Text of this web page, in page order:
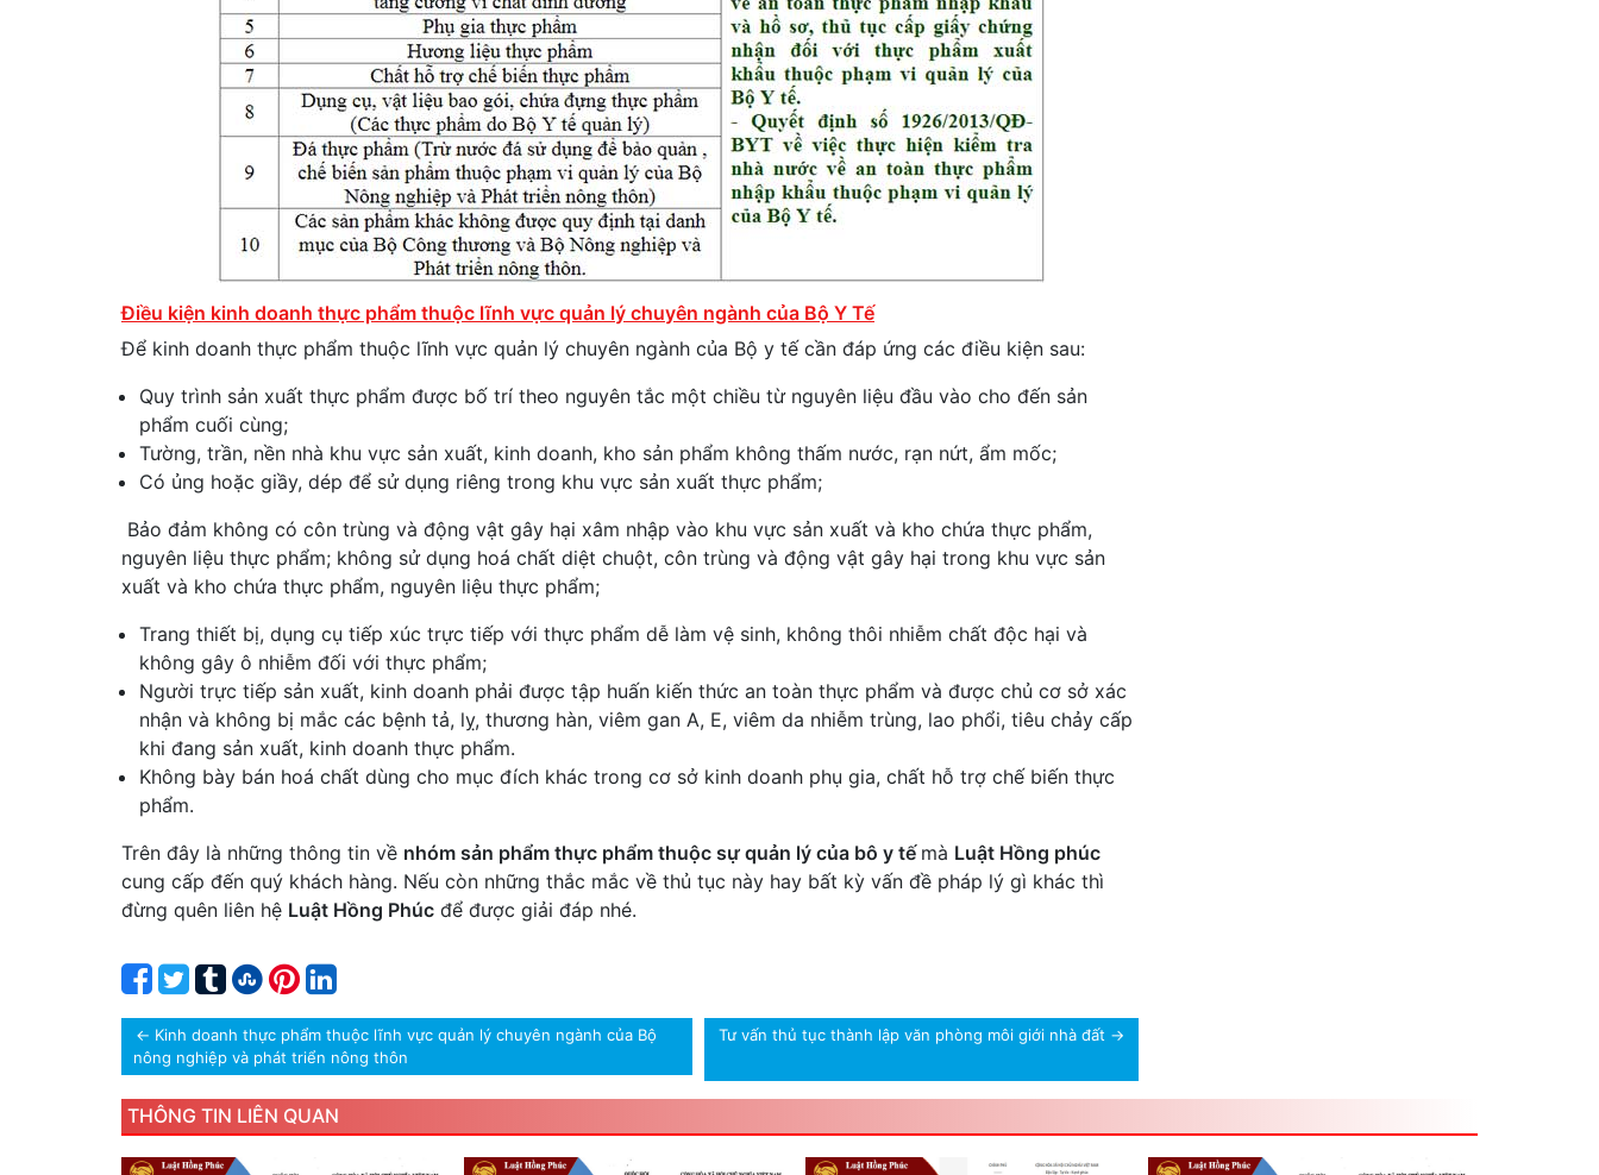
Điều kiện kinh doanh thực phẩm thuộc lĩnh vực quản lý chuyên ngành của Bộ Y Tế
Để kinh doanh thực phẩm thuộc lĩnh vực quản lý chuyên ngành của Bộ y tế cần đáp ứng các điều kiện sau:
Quy trình sản xuất thực phẩm được bố trí theo nguyên tắc một chiều từ nguyên liệu đầu vào cho đến sản
phẩm cuối cùng;
Tường, trần, nền nhà khu vực sản xuất, kinh doanh, kho sản phẩm không thấm nước, rạn nứt, ẩm mốc;
Có ủng hoặc giầy, dép để sử dụng riêng trong khu vực sản xuất thực phẩm;
­ Bảo đảm không có côn trùng và động vật gây hại xâm nhập vào khu vực sản xuất và kho chứa thực phẩm,
nguyên liệu thực phẩm; không sử dụng hoá chất diệt chuột, côn trùng và động vật gây hại trong khu vực sản
xuất và kho chứa thực phẩm, nguyên liệu thực phẩm;
Trang thiết bị, dụng cụ tiếp xúc trực tiếp với thực phẩm dễ làm vệ sinh, không thôi nhiễm chất độc hại và
không gây ô nhiễm đối với thực phẩm;
Người trực tiếp sản xuất, kinh doanh phải được tập huấn kiến thức an toàn thực phẩm và được chủ cơ sở xác
nhận và không bị mắc các bệnh tả, lỵ, thương hàn, viêm gan A, E, viêm da nhiễm trùng, lao phổi, tiêu chảy cấp
khi đang sản xuất, kinh doanh thực phẩm.
Không bày bán hoá chất dùng cho mục đích khác trong cơ sở kinh doanh phụ gia, chất hỗ trợ chế biến thực
phẩm.
Trên đây là những thông tin về nhóm sản phẩm thực phẩm thuộc sự quản lý của bô y tế mà Luật Hồng phúc
cung cấp đến quý khách hàng. Nếu còn những thắc mắc về thủ tục này hay bất kỳ vấn đề pháp lý gì khác thì
đừng quên liên hệ Luật Hồng Phúc để được giải đáp nhé.
← Kinh doanh thực phẩm thuộc lĩnh vực quản lý chuyên ngành của Bộ
nông nghiệp và phát triển nông thôn
Tư vấn thủ tục thành lập văn phòng môi giới nhà đất →
THÔNG TIN LIÊN QUAN